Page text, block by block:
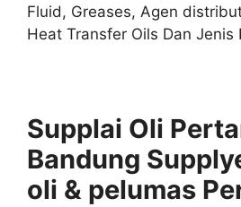
Fluid, Greases, Agen
Heat Transfer Oils Dan Jenis
Supplai Oli
Bandung
oli & pelumas